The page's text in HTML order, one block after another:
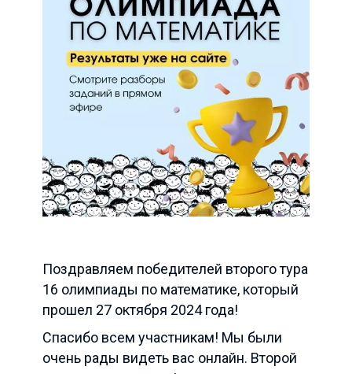
Поздравляем победителей второго тура
16 олимпиады по математике, который
прошел 27 октября 2024 года!
Спасибо всем участникам! Мы были
очень рады видеть вас онлайн. Второй